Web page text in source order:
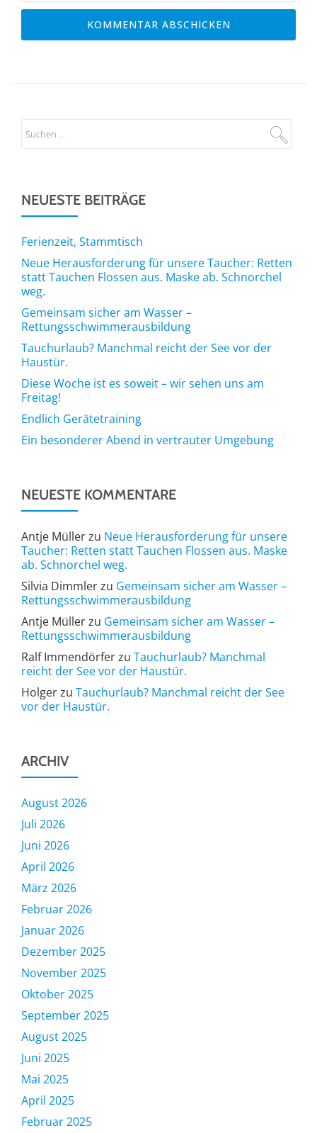
NEUESTE BEITRÄGE
Ferienzeit, Stammtisch
Neue Herausforderung für unsere Taucher: Retten
statt Tauchen Flossen aus. Maske ab. Schnorchel
weg.
Gemeinsam sicher am Wasser –
Rettungsschwimmerausbildung
Tauchurlaub? Manchmal reicht der See vor der
Haustür.
Diese Woche ist es soweit – wir sehen uns am
Freitag!
Endlich Gerätetraining
Ein besonderer Abend in vertrauter Umgebung
NEUESTE KOMMENTARE
Antje Müllerzu Neue Herausforderung für unsere
Taucher: Retten statt Tauchen Flossen aus. Maske
ab. Schnorchel weg.
Silvia Dimmlerzu Gemeinsam sicher am Wasser –
Rettungsschwimmerausbildung
Antje Müllerzu Gemeinsam sicher am Wasser –
Rettungsschwimmerausbildung
Ralf Immendörferzu Tauchurlaub? Manchmal
reicht der See vor der Haustür.
Holgerzu Tauchurlaub? Manchmal reicht der See
vor der Haustür.
ARCHIV
August 2026
Juli 2026
Juni 2026
April 2026
März 2026
Februar 2026
Januar 2026
Dezember 2025
November 2025
Oktober 2025
September 2025
August 2025
Juni 2025
Mai 2025
April 2025
Februar 2025